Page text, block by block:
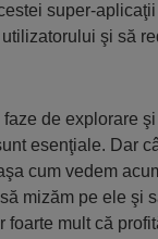
super-
şi să
de explorare
esenţiale. Dar
cum vedem
mizăm pe ele şi
foarte mult că